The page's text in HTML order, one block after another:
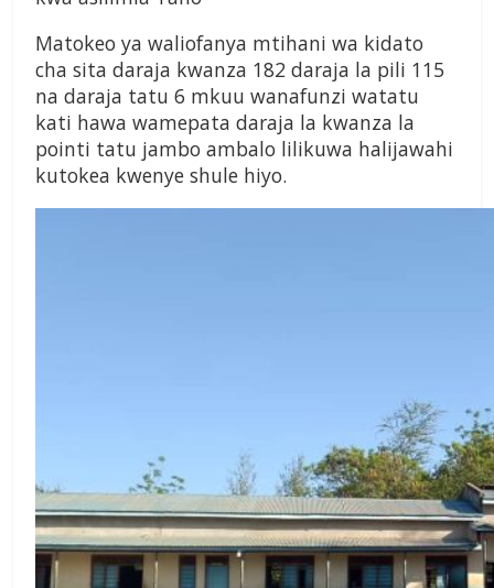
Matokeo ya waliofanya mtihani wa kidato
cha sita daraja kwanza 182 daraja la pili 115
na daraja tatu 6 mkuu wanafunzi watatu
kati hawa wamepata daraja la kwanza la
pointi tatu jambo ambalo lilikuwa halijawahi
kutokea kwenye shule hiyo.